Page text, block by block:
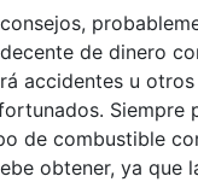
de dinero
accidentes u
Siempre
de combustible
obtener, ya que